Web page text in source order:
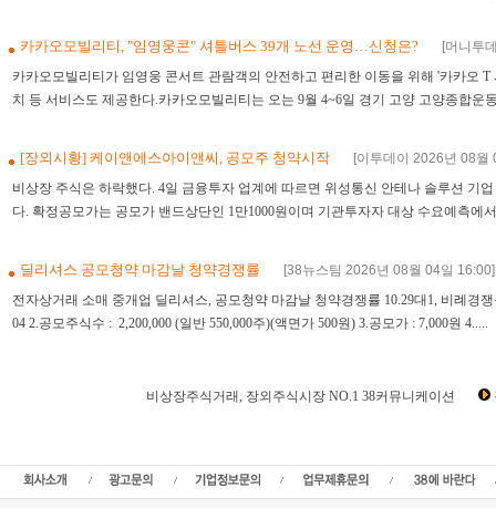
카카오모빌리티, "임영웅콘" 셔틀버스 39개 노선 운영…신청은?
[머니투
카카오모빌리티가 임영웅 콘서트 관람객의 안전하고 편리한 이동을 위해 '카카오
치 등 서비스도 제공한다.카카오모빌리티는 오는 9월 4~6일 경기 고양 고양종합운
[장외시황] 케이앤에스아이앤씨, 공모주 청약시작
[이투데이 2026년 08월
비상장 주식은 하락했다. 4일 금융투자 업계에 따르면 위성통신 안테나 솔루션 기
다. 확정공모가는 공모가 밴드상단인 1만1000원이며 기관투자자 대상 수요예측에
딜리셔스 공모청약 마감날 청약경쟁률 [38뉴스팀 2026년 08월 04일 16:00]
전자상거래 소매 중개업 딜리셔스, 공모청약 마감날 청약경쟁률 10.29대1, 비례경
04 2.공모주식수 : 2,200,000 (일반 550,000주)(액면가 500원) 3.공모가 : 7,000원 4.....
비상장주식거래, 장외주식시장 NO.1 38커뮤니케이션